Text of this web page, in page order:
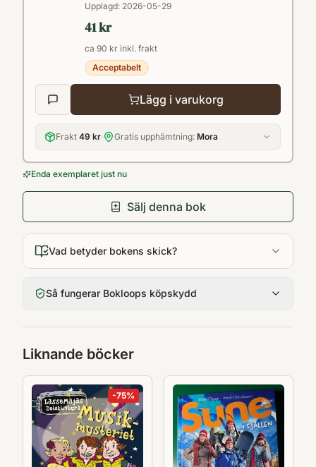
Upplagd: 2026-05-29
41 kr
ca 90 kr inkl. frakt
Acceptabelt
Lägg i varukorg
Frakt 49 kr· Gratis upphämtning: Mora
Enda exemplaret just nu
Sälj denna bok
Vad betyder bokens skick?
Så fungerar Bokloops köpskydd
Liknande böcker
-75%